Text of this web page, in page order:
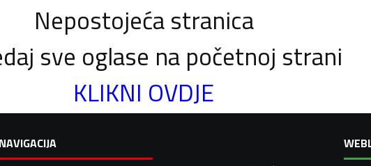
Nepostojeća stranica
sve oglase na početnoj strani
KLIKNI OVDJE
NAVIGACIJA